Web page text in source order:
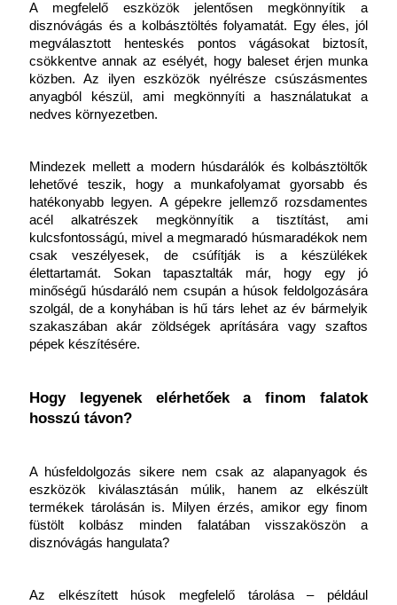
A megfelelő eszközök jelentősen megkönnyítik a
disznóvágás és a kolbásztöltés folyamatát. Egy éles, jól
megválasztott henteskés pontos vágásokat biztosít,
csökkentve annak az esélyét, hogy baleset érjen munka
közben. Az ilyen eszközök nyélrésze csúszásmentes
anyagból készül, ami megkönnyíti a használatukat a
nedves környezetben.
Mindezek mellett a modern húsdarálók és kolbásztöltők
lehetővé teszik, hogy a munkafolyamat gyorsabb és
hatékonyabb legyen. A gépekre jellemző rozsdamentes
acél alkatrészek megkönnyítik a tisztítást, ami
kulcsfontosságú, mivel a megmaradó húsmaradékok nem
csak veszélyesek, de csúfítják is a készülékek
élettartamát. Sokan tapasztalták már, hogy egy jó
minőségű húsdaráló nem csupán a húsok feldolgozására
szolgál, de a konyhában is hű társ lehet az év bármelyik
szakaszában akár zöldségek aprítására vagy szaftos
pépek készítésére.
Hogy legyenek elérhetőek a finom falatok
hosszú távon?
A húsfeldolgozás sikere nem csak az alapanyagok és
eszközök kiválasztásán múlik, hanem az elkészült
termékek tárolásán is. Milyen érzés, amikor egy finom
füstölt kolbász minden falatában visszaköszön a
disznóvágás hangulata?
Az elkészített húsok megfelelő tárolása – például